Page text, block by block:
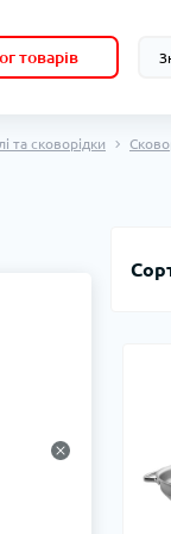
товарів
та сковорідки